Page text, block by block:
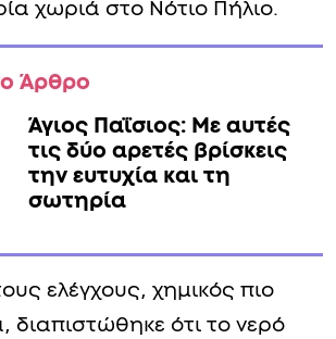
χωριά στο Νότιο Πήλιο.
Άρθρο
Άγιος Παΐσιος: Με αυτές
τις δύο αρετές βρίσκεις
την ευτυχία και τη
σωτηρία
ελέγχους, χημικός πιο
διαπιστώθηκε ότι το νερό